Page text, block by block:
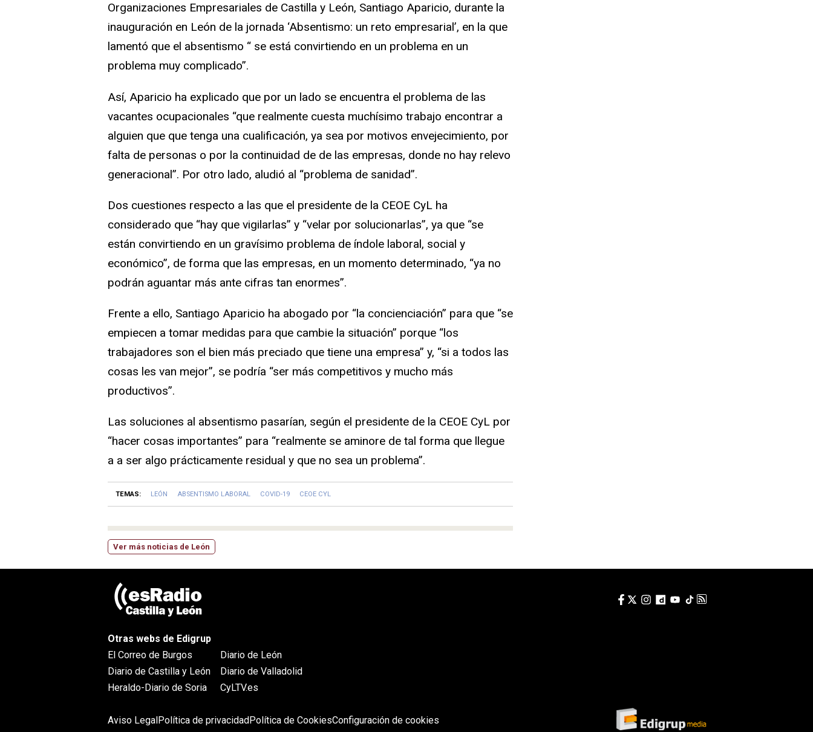
Organizaciones Empresariales de Castilla y León, Santiago Aparicio, durante la
inauguración en León de la jornada ‘Absentismo: un reto empresarial’, en la que
lamentó que el absentismo “ se está convirtiendo en un problema en un
problema muy complicado”.
Así, Aparicio ha explicado que por un lado se encuentra el problema de las
vacantes ocupacionales “que realmente cuesta muchísimo trabajo encontrar a
alguien que que tenga una cualificación, ya sea por motivos envejecimiento, por
falta de personas o por la continuidad de de las empresas, donde no hay relevo
generacional”. Por otro lado, aludió al “problema de sanidad”.
Dos cuestiones respecto a las que el presidente de la CEOE CyL ha
considerado que “hay que vigilarlas” y “velar por solucionarlas”, ya que “se
están convirtiendo en un gravísimo problema de índole laboral, social y
económico”, de forma que las empresas, en un momento determinado, “ya no
podrán aguantar más ante cifras tan enormes”.
Frente a ello, Santiago Aparicio ha abogado por “la concienciación” para que “se
empiecen a tomar medidas para que cambie la situación” porque “los
trabajadores son el bien más preciado que tiene una empresa” y, “si a todos las
cosas les van mejor”, se podría “ser más competitivos y mucho más
productivos”.
Las soluciones al absentismo pasarían, según el presidente de la CEOE CyL por
“hacer cosas importantes” para “realmente se aminore de tal forma que llegue
a a ser algo prácticamente residual y que no sea un problema”.
TEMAS: LEÓN ABSENTISMO LABORAL COVID-19 CEOE CYL
Ver más noticias de León
Otras webs de Edigrup
El Correo de Burgos
Diario de Castilla y León
Heraldo-Diario de Soria
Diario de León
Diario de Valladolid
CyLTV.es
Aviso LegalPolítica de privacidadPolítica de CookiesConfiguración de cookies